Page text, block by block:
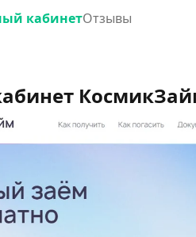
кабинетОтзывы